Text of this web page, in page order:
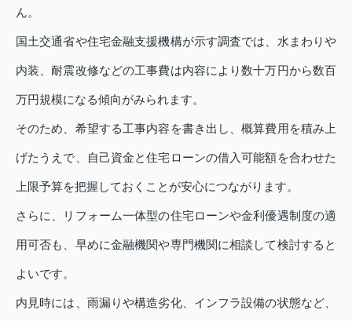
ん。
国土交通省や住宅金融支援機構が示す調査では、水まわりや
内装、耐震改修などの工事費は内容により数十万円から数百
万円規模になる傾向がみられます。
そのため、希望する工事内容を書き出し、概算費用を積み上
げたうえで、自己資金と住宅ローンの借入可能額を合わせた
上限予算を把握しておくことが安心につながります。
さらに、リフォーム一体型の住宅ローンや金利優遇制度の適
用可否も、早めに金融機関や専門機関に相談して検討すると
よいです。
内見時には、雨漏りや構造劣化、インフラ設備の状態など、